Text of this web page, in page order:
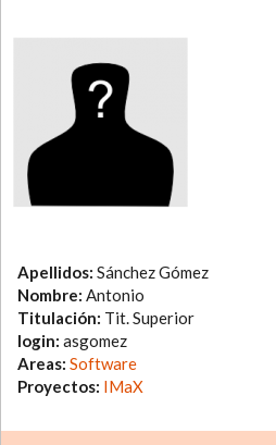
Apellidos: Sánchez Gómez
Nombre: Antonio
Titulación: Tit. Superior
login: asgomez
Areas: Software
Proyectos: IMaX